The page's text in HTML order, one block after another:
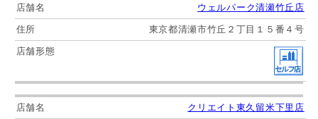
ウェルパーク清瀬竹丘店
東京都清瀬市竹丘２丁目１５番４号
クリエイト東久留米下里店